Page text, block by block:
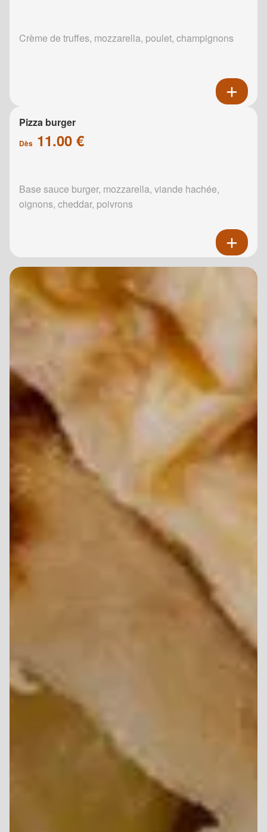
Crème de truffes, mozzarella, poulet, champignons
Pizza burger
Dès 11.00 €
Base sauce burger, mozzarella, viande hachée,
oignons, cheddar, poivrons